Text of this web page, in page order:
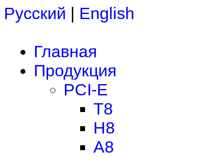
Русский | English
Главная
Продукция
PCI-E
T8
H8
A8